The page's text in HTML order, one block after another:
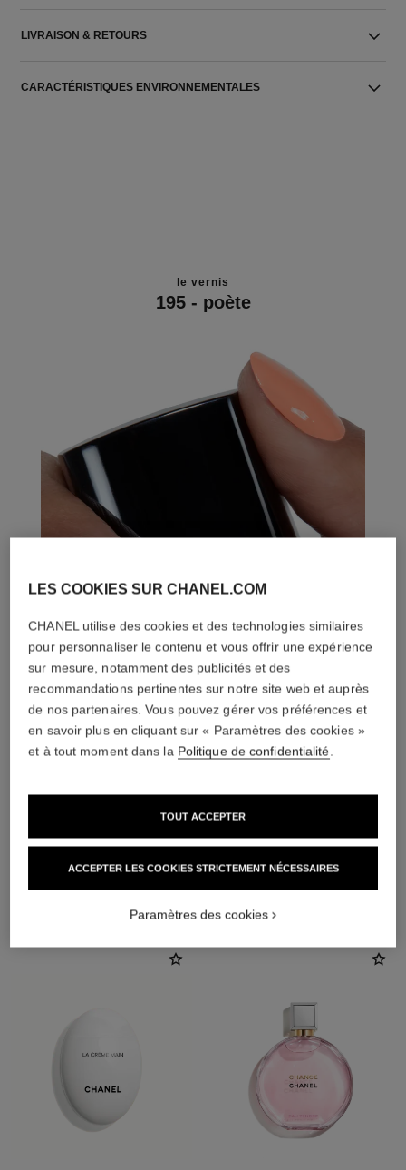
LIVRAISON & RETOURS
CARACTÉRISTIQUES ENVIRONNEMENTALES
le vernis
195 - poète
LES COOKIES SUR CHANEL.COM
CHANEL utilise des cookies et des technologies similaires
pour personnaliser le contenu et vous offrir une expérience
sur mesure, notamment des publicités et des
recommandations pertinentes sur notre site web et auprès
de nos partenaires. Vous pouvez gérer vos préférences et
en savoir plus en cliquant sur « Paramètres des cookies »
et à tout moment dans la Politique de confidentialité
ACCEPTER LES COOKIES STRICTEMENT NÉCESSAIRES
TOUT ACCEPTER
Paramètres des cookies